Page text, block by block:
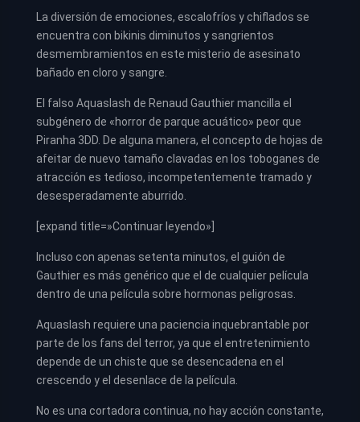
La diversión de emociones, escalofríos y chiflados se
encuentra con bikinis diminutos y sangrientos
desmembramientos en este misterio de asesinato
bañado en cloro y sangre.
El falso Aquaslash de Renaud Gauthier mancilla el
subgénero de «horror de parque acuático» peor que
Piranha 3DD. De alguna manera, el concepto de hojas de
afeitar de nuevo tamaño clavadas en los toboganes de
atracción es tedioso, incompetentemente tramado y
desesperadamente aburrido.
[expand title=»Continuar leyendo»]
Incluso con apenas setenta minutos, el guión de
Gauthier es más genérico que el de cualquier película
dentro de una película sobre hormonas peligrosas.
Aquaslash requiere una paciencia inquebrantable por
parte de los fans del terror, ya que el entretenimiento
depende de un chiste que se desencadena en el
crescendo y el desenlace de la película.
No es una cortadora continua, no hay acción constante,